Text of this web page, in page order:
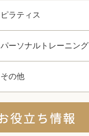
ピラティス
パーソナルトレーニング
その他